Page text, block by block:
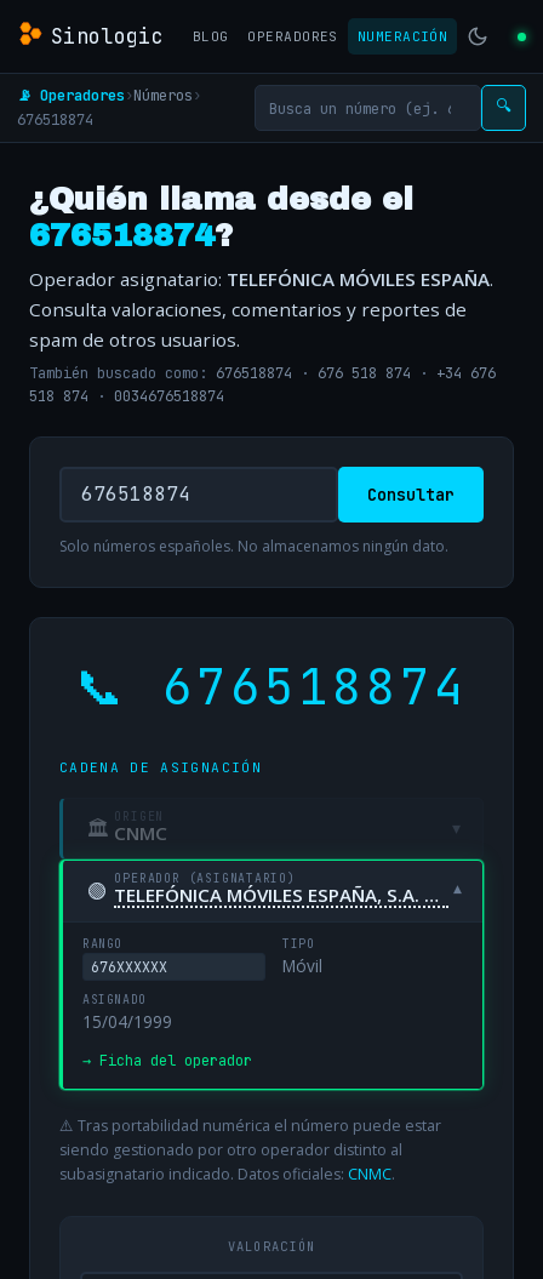
Sinologic BLOG OPERADORES NUMERACIÓN
📡 Operadores›Números›
676518874
🔍
¿Quién llama desde el
676518874?
Operador asignatario: TELEFÓNICA MÓVILES ESPAÑA.
Consulta valoraciones, comentarios y reportes de
spam de otros usuarios.
También buscado como: 676518874 · 676 518 874 · +34 676
518 874 · 0034676518874
Consultar
Solo números españoles. No almacenamos ningún dato.
📞 676518874
CADENA DE ASIGNACIÓN
🏛 ORIGEN
CNMC ▾
🟢 OPERADOR (ASIGNATARIO)
TELEFÓNICA MÓVILES ESPAÑA, S.A. UNIPERSONAL ▾
RANGO
676XXXXXX
TIPO
Móvil
ASIGNADO
15/04/1999
→ Ficha del operador
⚠️ Tras portabilidad numérica el número puede estar
siendo gestionado por otro operador distinto al
subasignatario indicado. Datos oficiales: CNMC.
VALORACIÓN